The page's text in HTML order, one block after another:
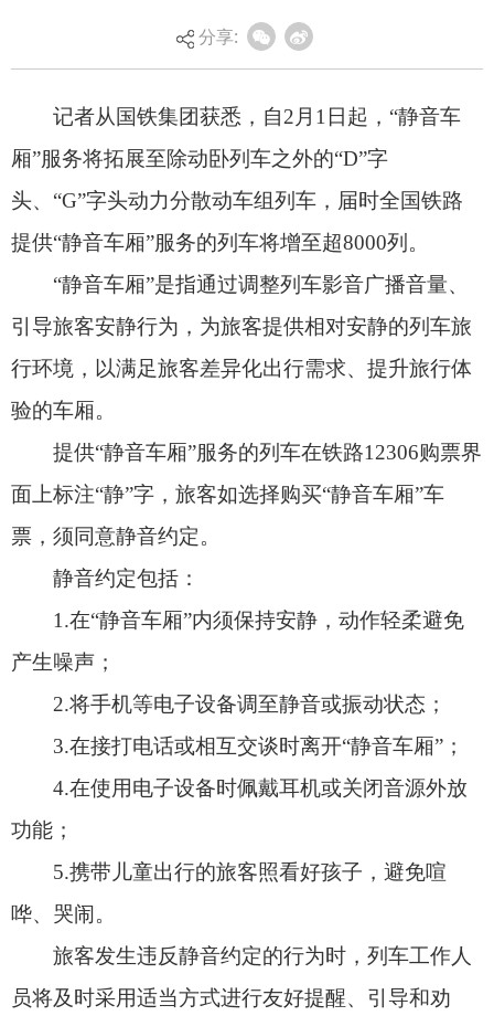
分享:
头、“G”字头动力分散动车组列车，届时全国铁路
提供“静音车厢”服务的列车将增至超8000列。
引导旅客安静行为，为旅客提供相对安静的列车旅
行环境，以满足旅客差异化出行需求、提升旅行体
验的车厢。
提供“静音车厢”服务的列车在铁路12306购票界
票，须同意静音约定。
静音约定包括：
1.在“静音车厢”内须保持安静，动作轻柔避免
产生噪声；
2.将手机等电子设备调至静音或振动状态；
4.在使用电子设备时佩戴耳机或关闭音源外放
功能；
5.携带儿童出行的旅客照看好孩子，避免喧
哗、哭闹。
旅客发生违反静音约定的行为时，列车工作人